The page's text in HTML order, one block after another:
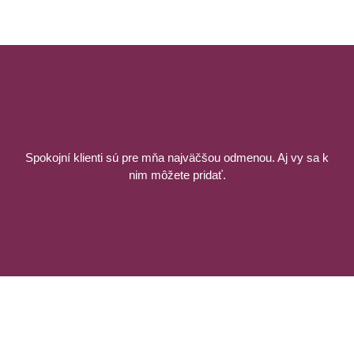
Spokojní klienti sú pre mňa najväčšou odmenou. Aj vy sa k
nim môžete pridať.